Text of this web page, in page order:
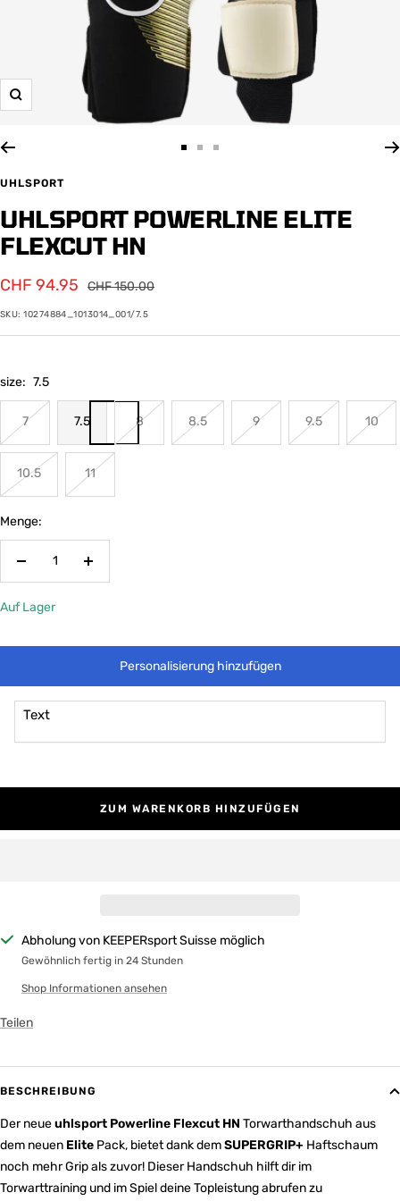
Zoom
gehen
gehen
gehen
UHLSPORT
UHLSPORT POWERLINE ELITE
FLEXCUT HN
Angebotspreis
CHF 94.95
Regulärer
CHF 150.00
SKU:10274884_1013014_001/7.5
size: 7.5
7 7.5 8 8.5 9 9.5 10
10.5 11
Menge:
Menge
Menge
Auf Lager
Personalisierung hinzufügen
Text
ZUM WARENKORB HINZUFÜGEN
Abholung von KEEPERsport Suisse möglich
Gewöhnlich fertig in 24 Stunden
Shop Informationen ansehen
Teilen
BESCHREIBUNG
Der neueuhlsport Powerline Flexcut HN Torwarthandschuh aus
dem neuen Elite Pack, bietet dank demSUPERGRIP+ Haftschaum
noch mehr Grip als zuvor! Dieser Handschuh hilft dir im
Torwarttraining und im Spiel deine Topleistung abrufen zu